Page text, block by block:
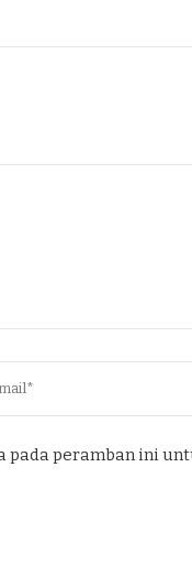
pada peramban ini